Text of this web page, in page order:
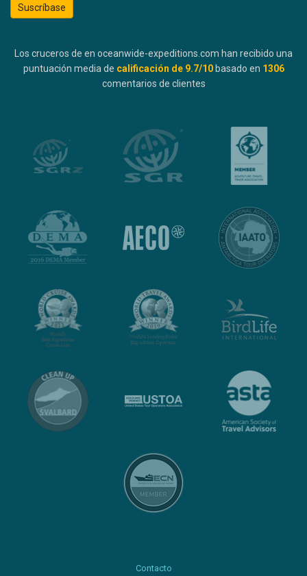
Suscríbase
Los cruceros de en oceanwide-expeditions.com han recibido una
puntuación media de calificación de 9.7/10 basado en 1306
comentarios de clientes
Contacto